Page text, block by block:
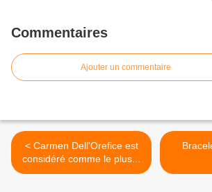
Commentaires
Ajouter un commentaire
< Carmen Dell'Orefice est
considéré comme le plus...